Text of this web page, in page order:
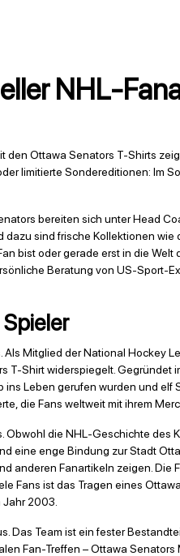
NHL-
den Ottawa Senators T-Shirts
limitierte Sondereditionen: Im
bereiten sich unter Head
dazu sind frische Kollektionen wie
bist oder gerade erst in die
Beratung von US-Sport-
Mitglied der National Hockey
Shirt widerspiegelt. Gegründet
Leben gerufen wurden und
die Fans weltweit mit ihrem
die NHL-Geschichte des
eine enge Bindung zur Stadt
anderen Fanartikeln zeigen. Die
Fans ist das Tragen eines
2003.
Das Team ist ein fester
Fan-Treffen – Ottawa